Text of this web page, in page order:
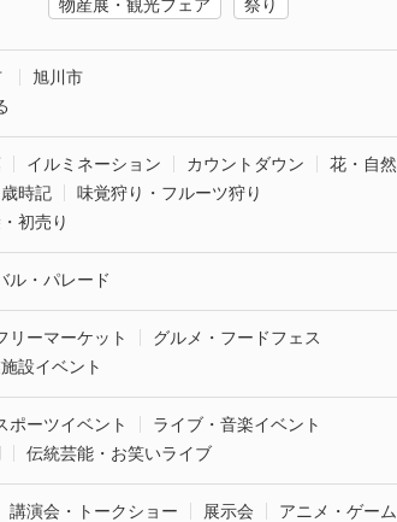
物産展・観光フェア
祭り
旭川市
イルミネーション カウントダウン
花・自然
時記
味覚狩り・フルーツ狩り
初売り
ル・パレード
リーマーケット
グルメ・フードフェス
設イベント
ポーツイベント
ライブ・音楽イベント
伝統芸能・お笑いライブ
講演会・トークショー 展示会 アニメ・ゲーム